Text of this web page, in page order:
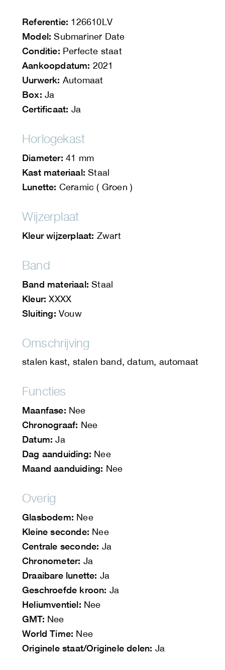
Referentie: 126610LV
Model: Submariner Date
Conditie: Perfecte staat
Aankoopdatum: 2021
Uurwerk: Automaat
Box: Ja
Certificaat: Ja
Horlogekast
Diameter: 41 mm
Kast materiaal: Staal
Lunette: Ceramic ( Groen )
Wijzerplaat
Kleur wijzerplaat: Zwart
Band
Band materiaal: Staal
Kleur: XXXX
Sluiting: Vouw
Omschrijving
stalen kast, stalen band, datum, automaat
Functies
Maanfase: Nee
Chronograaf: Nee
Datum: Ja
Dag aanduiding: Nee
Maand aanduiding: Nee
Overig
Glasbodem: Nee
Kleine seconde: Nee
Centrale seconde: Ja
Chronometer: Ja
Draaibare lunette: Ja
Geschroefde kroon: Ja
Heliumventiel: Nee
GMT: Nee
World Time: Nee
Originele staat/Originele delen: Ja